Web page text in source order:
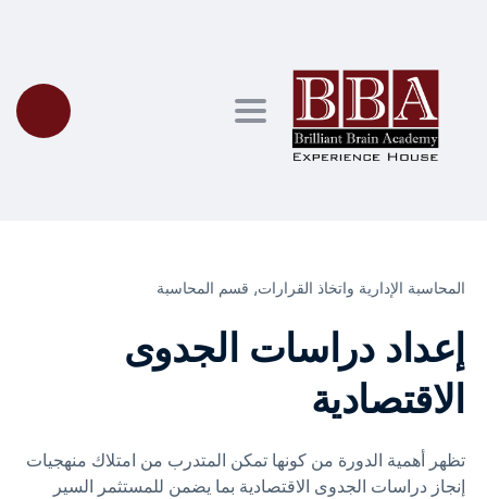
Toggle navigation
المحاسبة الإدارية واتخاذ القرارات⸲ قسم المحاسبة
إعداد دراسات الجدوى
الاقتصادية
تظهر أهمية الدورة من كونها تمكن المتدرب من امتلاك منهجيات
إنجاز دراسات الجدوى الاقتصادية بما يضمن للمستثمر السير